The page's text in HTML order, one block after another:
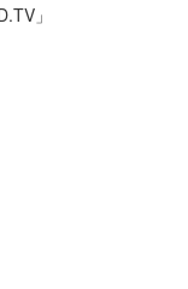
」